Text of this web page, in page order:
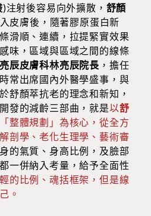
)注射後容易向外擴散， 舒顏
皮膚後，隨著膠原蛋白新
滑順、連續，拉提緊實效果
味，區域與區域之間的線條
辰皮膚科林亮辰院長 ，擔任
常出席國內外醫學盛事，與
舒顏萃抗老的理念和新知，
發的減齡三部曲，就是以舒
整體規劃」為核心，從全方
剖學、老化生理學、藝術審
的氣質、身高比例，及臉部
一併納入考量，給予全面性
的比例、魂括框架，但是線
。